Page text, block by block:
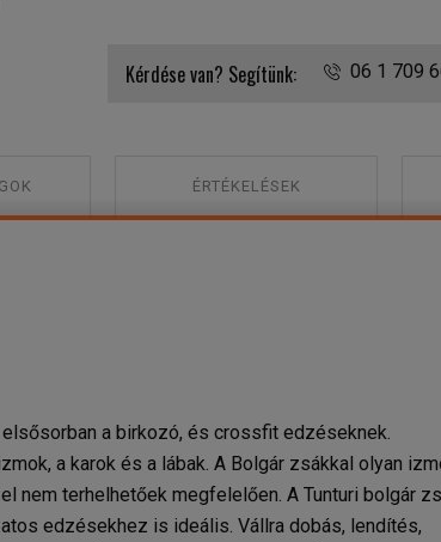
Kérdése van? Segítünk: 06 1 709
ÉRTÉKELÉSEK
a birkozó, és crossfit edzéseknek.
a karok és a lábak. A Bolgár zsákkal olyan
terhelhetőek megfelelően. A Tunturi bolgár
edzésekhez is ideális. Vállra dobás, lendítés,